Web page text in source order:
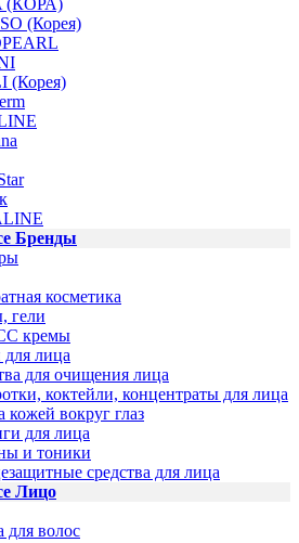
(КОРА)
(Корея)
(Корея)
Бренды
косметика
гели
кремы
лица
для очищения лица
коктейли, концентраты для лица
кожей вокруг глаз
для лица
и тоники
средства для лица
Лицо
для волос